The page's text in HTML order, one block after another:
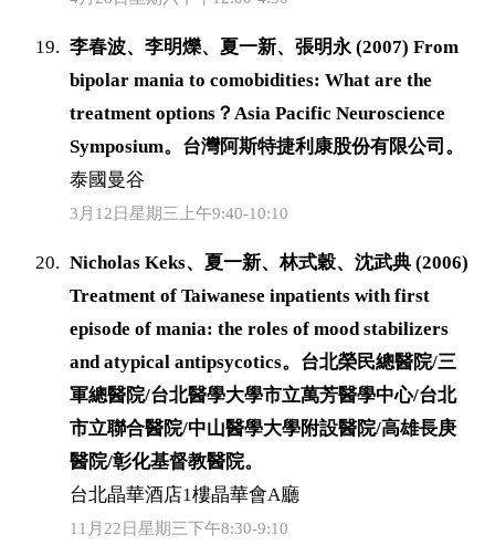
李春波、李明爍、夏一新、張明永 (2007) From
bipolar mania to comobidities: What are the
treatment options？Asia Pacific Neuroscience
Symposium。台灣阿斯特捷利康股份有限公司。
泰國曼谷
3月12日星期三上午9:40-10:10
Nicholas Keks、夏一新、林式穀、沈武典 (2006)
Treatment of Taiwanese inpatients with first
episode of mania: the roles of mood stabilizers
and atypical antipsycotics。台北榮民總醫院/三
軍總醫院/台北醫學大學市立萬芳醫學中心/台北
市立聯合醫院/中山醫學大學附設醫院/高雄長庚
醫院/彰化基督教醫院。
台北晶華酒店1樓晶華會A廳
11月22日星期三下午8:30-9:10